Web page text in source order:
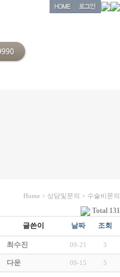
Home > 상담및문의 > 수술비문의
Total 131
글쓴이 날짜 조회
최수진 09-21 3
다운 09-15 5